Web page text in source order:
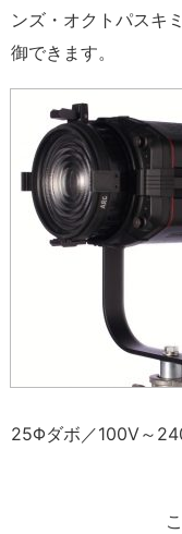
ンズ・オクトパスキ
御できます。
25Φダボ／100V～